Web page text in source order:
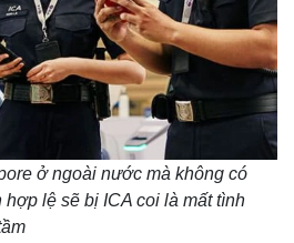
ở ngoài nước mà không có
lệ sẽ bị ICA coi là mất tình